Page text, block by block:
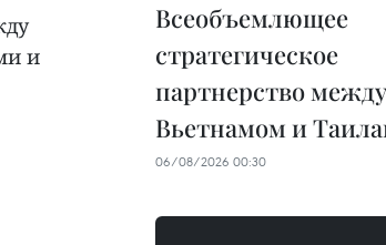
и
Всеобъемлющее
стратегическое
партнерство между
Вьетнамом и
06/08/2026 00:30